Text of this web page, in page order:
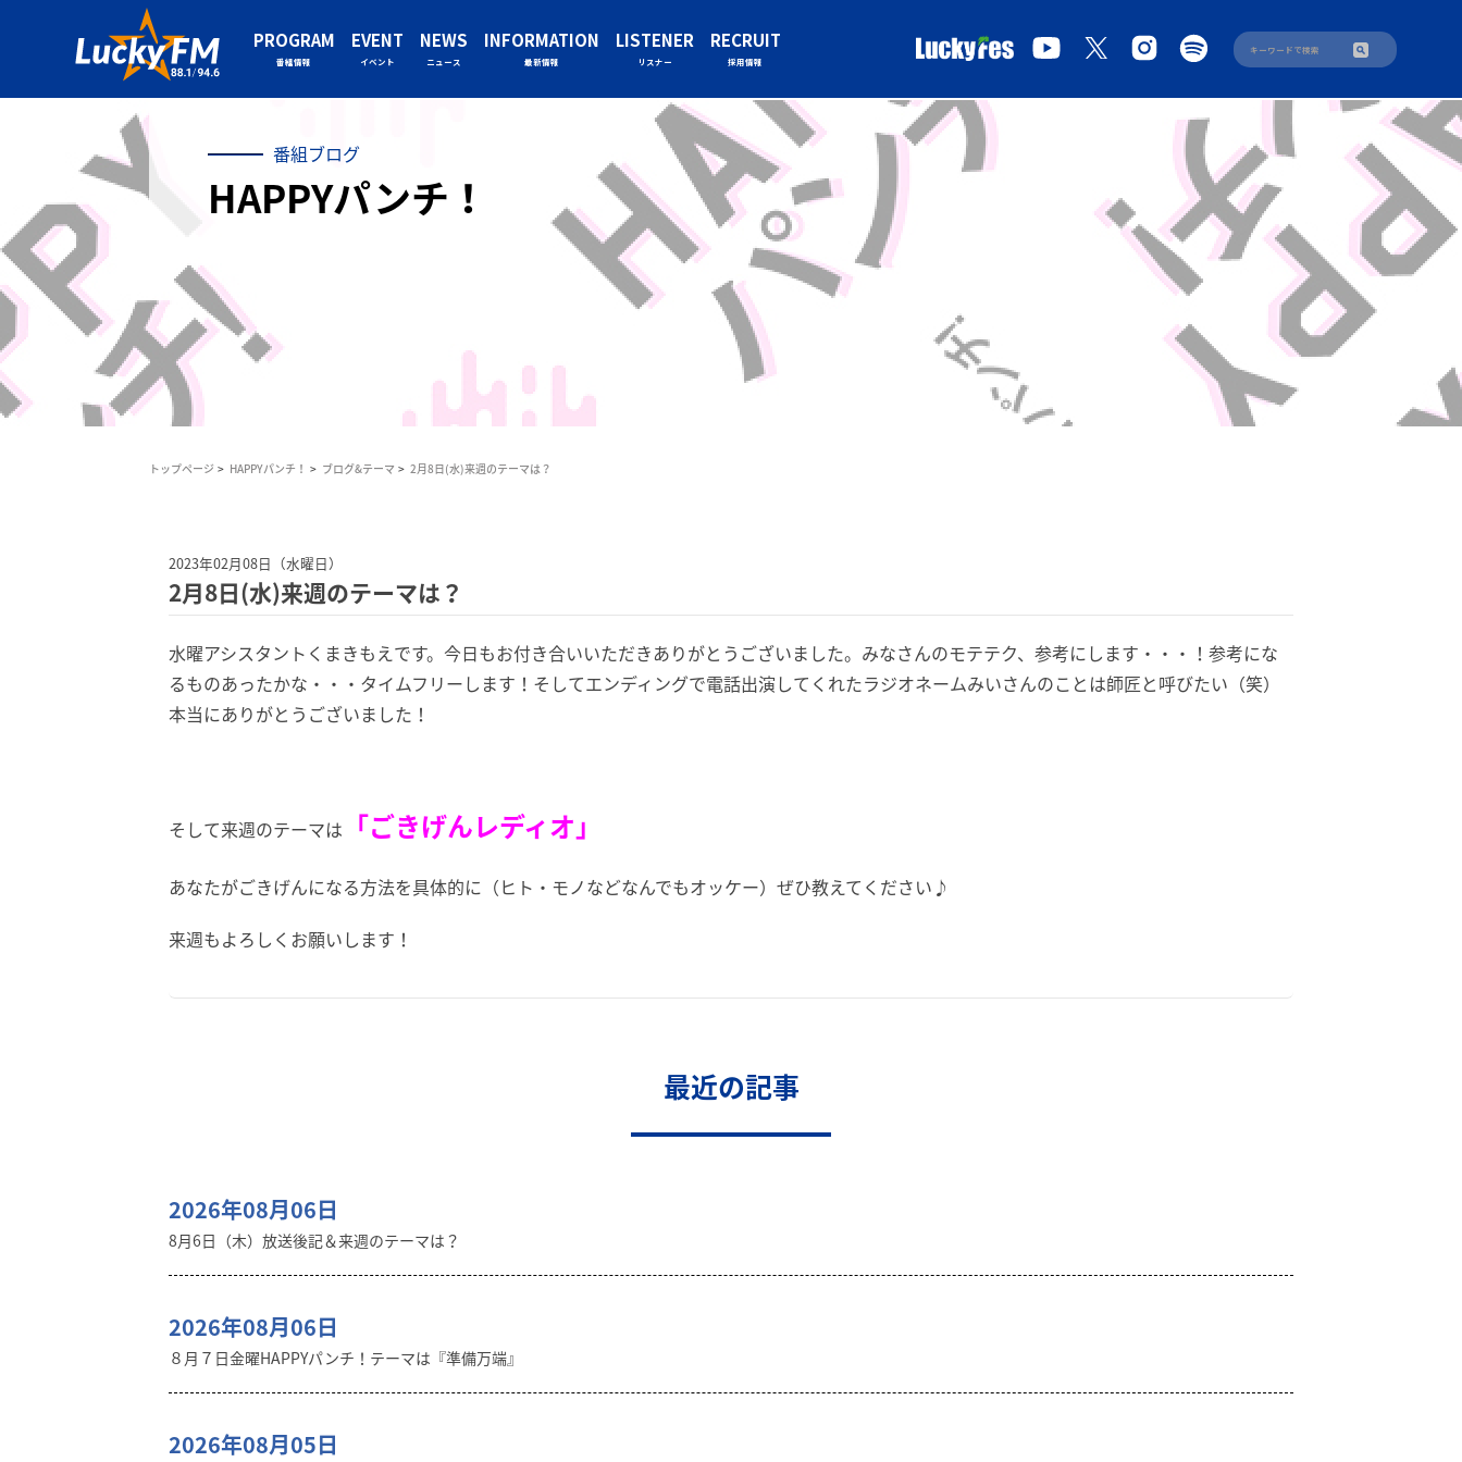
PROGRAM
番組情報
EVENT
イベント
NEWS
ニュース
INFORMATION
最新情報
LISTENER
リスナー
RECRUIT
採用情報
番組ブログ
HAPPYパンチ！
トップページ HAPPYパンチ！ ブログ&テーマ 2月8日(水)来週のテーマは？
2023年02月08日（水曜日）
2月8日(水)来週のテーマは？
水曜アシスタントくまきもえです。今日もお付き合いいただきありがとうございました。みなさんのモテテク、参考にします・・・！参考にな
るものあったかな・・・タイムフリーします！そしてエンディングで電話出演してくれたラジオネームみいさんのことは師匠と呼びたい（笑）
本当にありがとうございました！
そして来週のテーマは 「ごきげんレディオ」
あなたがごきげんになる方法を具体的に（ヒト・モノなどなんでもオッケー）ぜひ教えてください♪
来週もよろしくお願いします！
最近の記事
2026年08月06日
8月6日（木）放送後記＆来週のテーマは？
2026年08月06日
８月７日金曜HAPPYパンチ！テーマは『準備万端』
2026年08月05日